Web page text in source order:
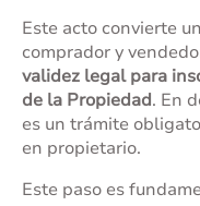
Este acto convierte
comprador y
validez legal para
de la Propiedad. En
es un trámite
en propietario.
Este paso es